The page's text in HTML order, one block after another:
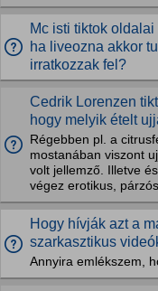
Mc isti tiktok
ha liveozna akkor
irratkozzak fel?
Cedrik Lorenzen
hogy melyik ételt
Régebben pl. a
mostanában viszont
volt jellemző. Illetve
végez erotikus,
Hogy hívják azt a
szarkasztikus
Annyira emlékszem,